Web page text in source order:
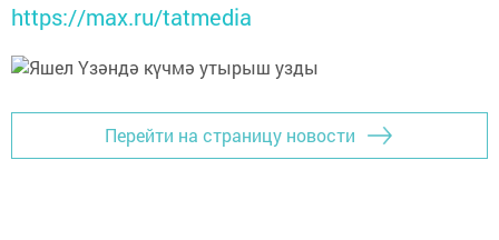
https://max.ru/tatmedia
Перейти на страницу новости